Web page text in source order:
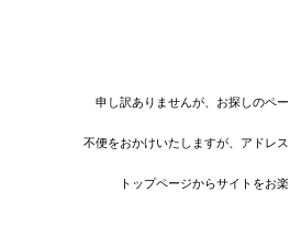
申し訳ありませんが、お探しのペー
不便をおかけいたしますが、アドレス
トップページからサイトをお楽